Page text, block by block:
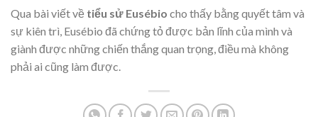
Qua bài viết về tiểu sử Eusébio cho thấy bằng quyết tâm và
sự kiên trì, Eusébio đã chứng tỏ được bản lĩnh của mình và
giành được những chiến thắng quan trọng, điều mà không
phải ai cũng làm được.